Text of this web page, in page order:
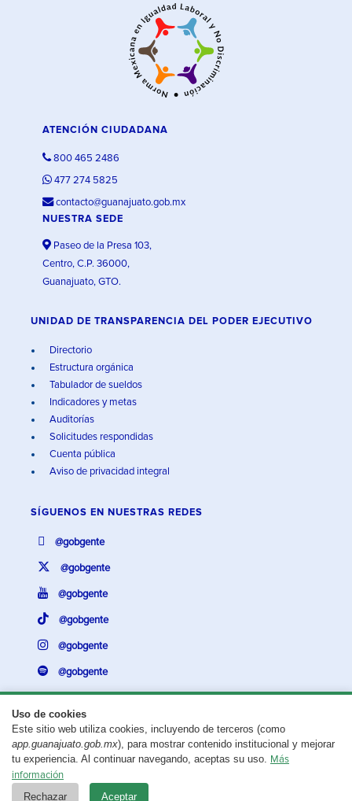
Uso de cookies
Este sitio web utiliza cookies, incluyendo de terceros (como
app.guanajuato.gob.mx), para mostrar contenido institucional y mejorar
tu experiencia. Al continuar navegando, aceptas su uso. Más
información
Rechazar Aceptar
ATENCIÓN CIUDADANA
800 465 2486
477 274 5825
contacto@guanajuato.gob.mx
NUESTRA SEDE
Paseo de la Presa 103,
Centro, C.P. 36000,
Guanajuato, GTO.
UNIDAD DE TRANSPARENCIA DEL PODER EJECUTIVO
Directorio
Estructura orgánica
Tabulador de sueldos
Indicadores y metas
Auditorías
Solicitudes respondidas
Cuenta pública
Aviso de privacidad integral
SÍGUENOS EN NUESTRAS REDES
@gobgente
@gobgente
@gobgente
@gobgente
@gobgente
@gobgente
¿Existe algún problema con esta página?Repórtalo aquí.
Aviso legal